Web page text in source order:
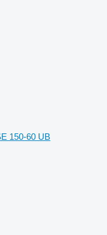
150-60 UB